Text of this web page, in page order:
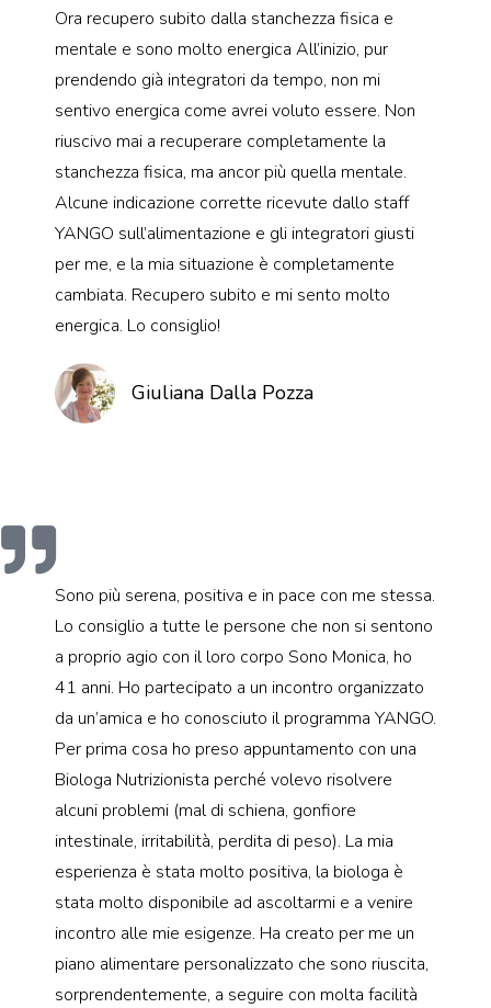
Ora recupero subito dalla stanchezza fisica e
mentale e sono molto energica All’inizio, pur
prendendo già integratori da tempo, non mi
sentivo energica come avrei voluto essere. Non
riuscivo mai a recuperare completamente la
stanchezza fisica, ma ancor più quella mentale.
Alcune indicazione corrette ricevute dallo staff
YANGO sull’alimentazione e gli integratori giusti
per me, e la mia situazione è completamente
cambiata. Recupero subito e mi sento molto
energica. Lo consiglio!
Giuliana Dalla Pozza
Sono più serena, positiva e in pace con me stessa.
Lo consiglio a tutte le persone che non si sentono
a proprio agio con il loro corpo Sono Monica, ho
41 anni. Ho partecipato a un incontro organizzato
da un’amica e ho conosciuto il programma YANGO.
Per prima cosa ho preso appuntamento con una
Biologa Nutrizionista perché volevo risolvere
alcuni problemi (mal di schiena, gonfiore
intestinale, irritabilità, perdita di peso). La mia
esperienza è stata molto positiva, la biologa è
stata molto disponibile ad ascoltarmi e a venire
incontro alle mie esigenze. Ha creato per me un
piano alimentare personalizzato che sono riuscita,
sorprendentemente, a seguire con molta facilità